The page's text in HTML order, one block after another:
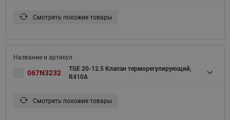
Смотреть похожие товары
067N3232
TGE 20-12.5 Клапан терморегулирующий,
R410A
Смотреть похожие товары